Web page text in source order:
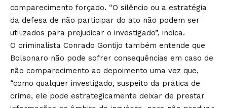
comparecimento forçado. “O silêncio ou a estratégia
da defesa de não participar do ato não podem ser
utilizados para prejudicar o investigado”, indica.
O criminalista Conrado Gontijo também entende que
Bolsonaro não pode sofrer consequências em caso de
não comparecimento ao depoimento uma vez que,
“como qualquer investigado, suspeito da prática de
crime, ele pode estrategicamente deixar de prestar